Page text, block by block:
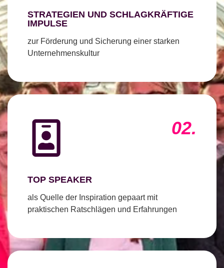
STRATEGIEN UND SCHLAGKRÄFTIGE
IMPULSE
zur Förderung und Sicherung einer starken
Unternehmenskultur
02.
TOP SPEAKER
als Quelle der Inspiration gepaart mit
praktischen Ratschlägen und Erfahrungen